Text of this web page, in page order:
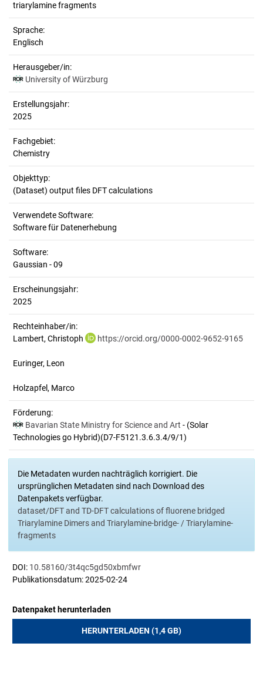
triarylamine fragments
Sprache:
Englisch
Herausgeber/in:
University of Würzburg
Erstellungsjahr:
2025
Fachgebiet:
Chemistry
Objekttyp:
(Dataset) output files DFT calculations
Verwendete Software:
Software für Datenerhebung
Software:
Gaussian - 09
Erscheinungsjahr:
2025
Rechteinhaber/in:
Lambert, Christoph
https://orcid.org/0000-0002-9652-9165
Euringer, Leon
Holzapfel, Marco
Förderung:
Bavarian State Ministry for Science and Art - (Solar
Technologies go Hybrid)(D7-F5121.3.6.3.4/9/1)
Die Metadaten wurden nachträglich korrigiert. Die
ursprünglichen Metadaten sind nach Download des
Datenpakets verfügbar.
dataset/DFT and TD-DFT calculations of fluorene bridged
Triarylamine Dimers and Triarylamine-bridge- / Triarylamine-
fragments
DOI: 10.58160/3t4qc5gd50xbmfwr
Publikationsdatum: 2025-02-24
Datenpaket herunterladen
HERUNTERLADEN (1,4 GB)